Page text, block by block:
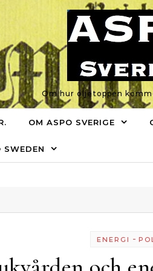
Om hur oljetoppen
OM ASPO SVERIGE
ENERGI -